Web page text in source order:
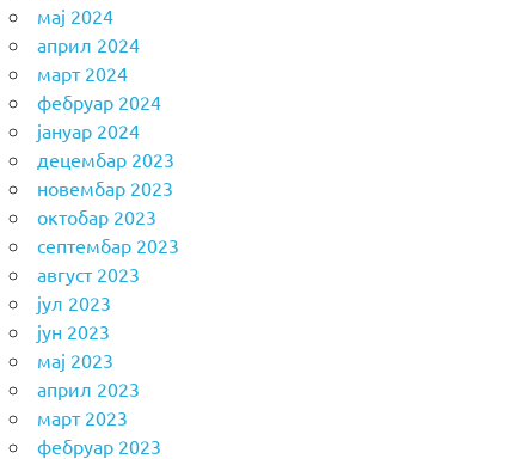
мај 2024
април 2024
март 2024
фебруар 2024
јануар 2024
децембар 2023
новембар 2023
октобар 2023
септембар 2023
август 2023
јул 2023
јун 2023
мај 2023
април 2023
март 2023
фебруар 2023